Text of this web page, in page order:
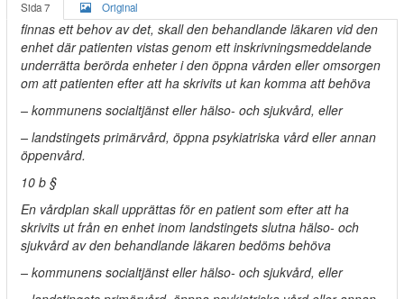
Sida 7 Original
finnas ett behov av det, skall den behandlande läkaren vid den
enhet där patienten vistas genom ett inskrivningsmeddelande
underrätta berörda enheter i den öppna vården eller omsorgen
om att patienten efter att ha skrivits ut kan komma att behöva
– kommunens socialtjänst eller hälso- och sjukvård, eller
– landstingets primärvård, öppna psykiatriska vård eller annan
öppenvård.
10 b §
En vårdplan skall upprättas för en patient som efter att ha
skrivits ut från en enhet inom landstingets slutna hälso- och
sjukvård av den behandlande läkaren bedöms behöva
– kommunens socialtjänst eller hälso- och sjukvård, eller